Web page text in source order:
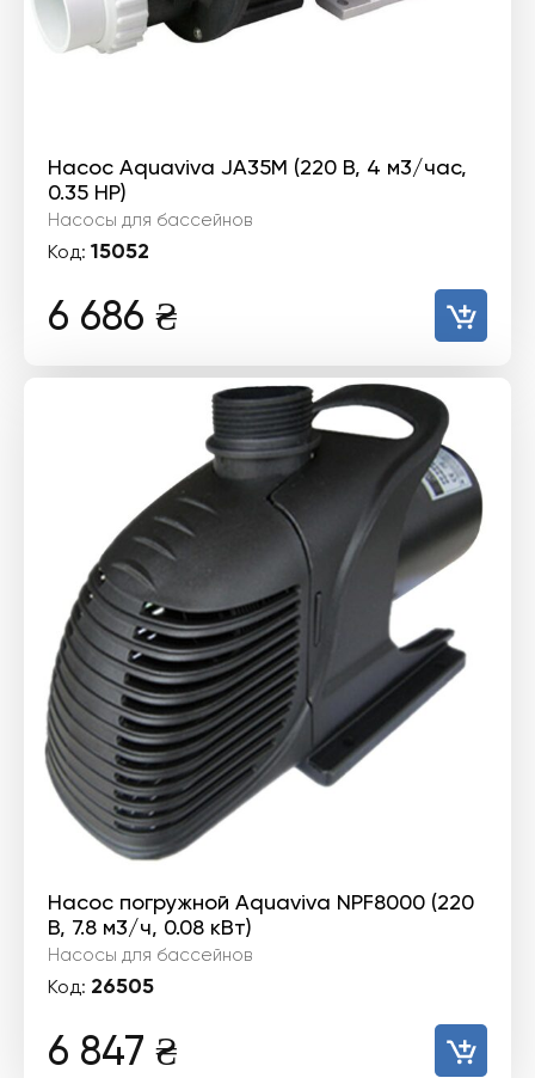
Насос Aquaviva JA35M (220 В, 4 м3/час,
0.35 HP)
Насосы для бассейнов
Код: 15052
6 686 ₴
Насос погружной Aquaviva NPF8000 (220
В, 7.8 м3/ч, 0.08 кВт)
Насосы для бассейнов
Код: 26505
6 847 ₴